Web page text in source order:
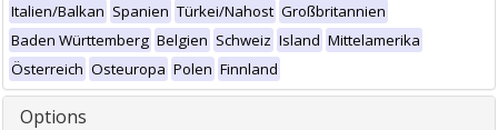
Italien/Balkan Spanien Türkei/Nahost Großbritannien
Baden Württemberg Belgien Schweiz Island Mittelamerika
Österreich Osteuropa Polen Finnland
Options